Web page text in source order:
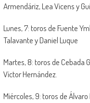
Armendáriz, Lea Vicens y
Lunes, 7: toros de Fuente
Talavante y Daniel Luque
Martes, 8: toros de Cebada
Víctor Hernández.
Miércoles, 9: toros de